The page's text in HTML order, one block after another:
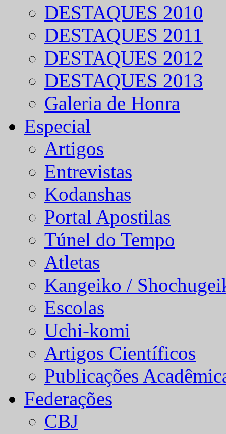
DESTAQUES 2010
DESTAQUES 2011
DESTAQUES 2012
DESTAQUES 2013
Galeria de Honra
Especial
Artigos
Entrevistas
Kodanshas
Portal Apostilas
Túnel do Tempo
Atletas
Kangeiko /
Escolas
Uchi-komi
Artigos Científicos
Publicações
Federações
CBJ